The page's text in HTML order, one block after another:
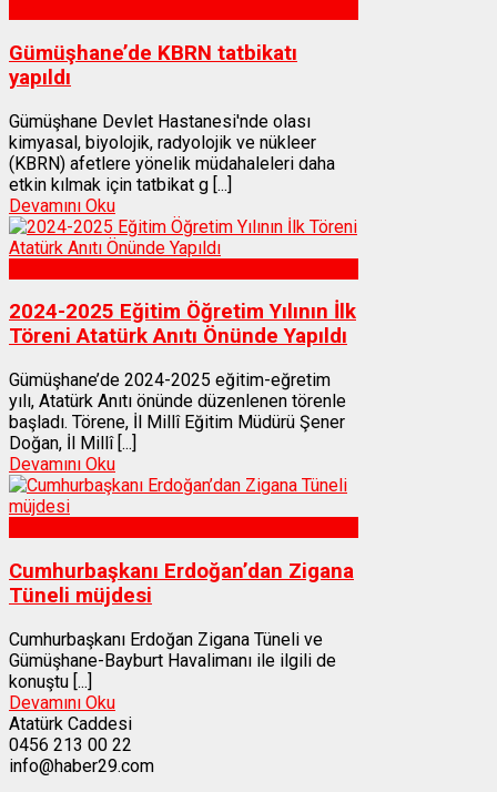
Gümüşhane’de KBRN tatbikatı
yapıldı
Gümüşhane Devlet Hastanesi'nde olası
kimyasal, biyolojik, radyolojik ve nükleer
(KBRN) afetlere yönelik müdahaleleri daha
etkin kılmak için tatbikat g [...]
Devamını Oku
2024-2025 Eğitim Öğretim Yılının İlk
Töreni Atatürk Anıtı Önünde Yapıldı
Gümüşhane’de 2024-2025 eğitim-eğretim
yılı, Atatürk Anıtı önünde düzenlenen törenle
başladı. Törene, İl Millî Eğitim Müdürü Şener
Doğan, İl Millî [...]
Devamını Oku
Cumhurbaşkanı Erdoğan’dan Zigana
Tüneli müjdesi
Cumhurbaşkanı Erdoğan Zigana Tüneli ve
Gümüşhane-Bayburt Havalimanı ile ilgili de
konuştu [...]
Devamını Oku
Atatürk Caddesi
0456 213 00 22
info@haber29.com